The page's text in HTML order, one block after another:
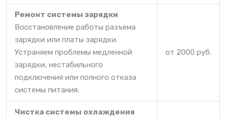
Ремонт системы зарядки
Восстановление работы разъема
зарядки или платы зарядки.
Устраняем проблемы медленной
зарядки, нестабильного
подключения или полного отказа
системы питания.
от 2000 руб.
Чистка системы охлаждения